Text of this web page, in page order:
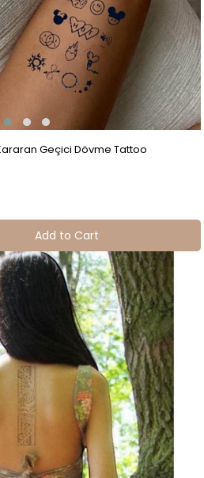
Geçici Dövme Tattoo
Add to Cart